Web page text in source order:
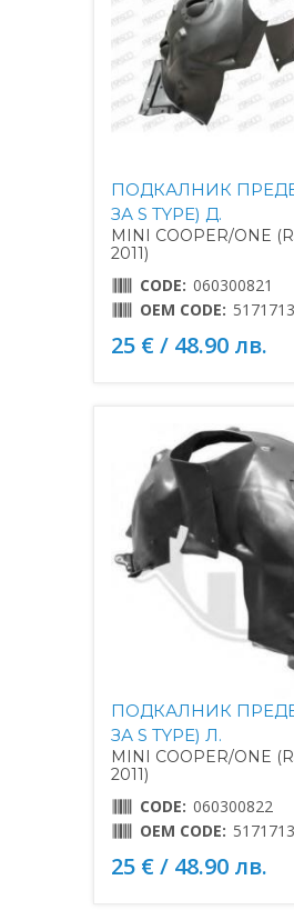
ПОДКАЛНИК
ЗА S TYPE) Д.
MINI COOPER/ONE
2011)
CODE: 060300821
OEM CODE:
25 € / 48.90 лв.
ПОДКАЛНИК
ЗА S TYPE) Л.
MINI COOPER/ONE
2011)
CODE: 060300822
OEM CODE:
25 € / 48.90 лв.